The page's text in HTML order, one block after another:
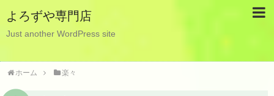
よろずや専門店
Just another WordPress site
ホーム 楽々